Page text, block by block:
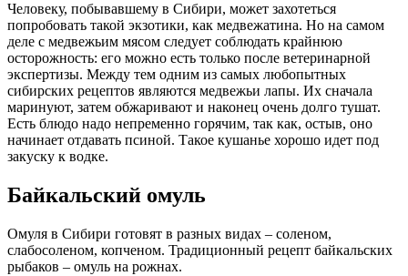
Человеку, побывавшему в Сибири, может захотеться
попробовать такой экзотики, как медвежатина. Но на самом
деле с медвежьим мясом следует соблюдать крайнюю
осторожность: его можно есть только после ветеринарной
экспертизы. Между тем одним из самых любопытных
сибирских рецептов являются медвежьи лапы. Их сначала
маринуют, затем обжаривают и наконец очень долго тушат.
Есть блюдо надо непременно горячим, так как, остыв, оно
начинает отдавать псиной. Такое кушанье хорошо идет под
закуску к водке.
Байкальский омуль
Омуля в Сибири готовят в разных видах – соленом,
слабосоленом, копченом. Традиционный рецепт байкальских
рыбаков – омуль на рожнах.